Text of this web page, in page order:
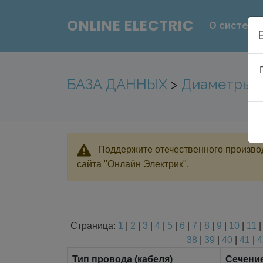
ONLINE ELECTRIC О системе
БАЗА ДАННЫХ > Диаметры
Поддержите отечественного
сайта "Онлайн Электрик".
Страница: 1 2 3 4| 5 6 7 8 9 10 11
38
39 40 41
Тип провода (кабеля)